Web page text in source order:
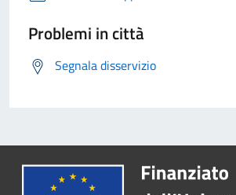
Problemi in città
Segnala disservizio